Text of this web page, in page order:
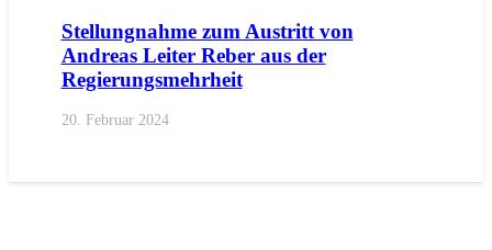
Stellungnahme zum Austritt von
Andreas Leiter Reber aus der
Regierungsmehrheit
20. Februar 2024